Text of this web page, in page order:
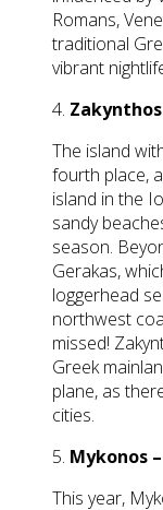
Romans,
traditional
vibrant
4.
The island
fourth place,
island in the
sandy
season.
Gerakas,
loggerhead
northwest
missed!
Greek
plane, as
cities.
5. Mykonos
This year,